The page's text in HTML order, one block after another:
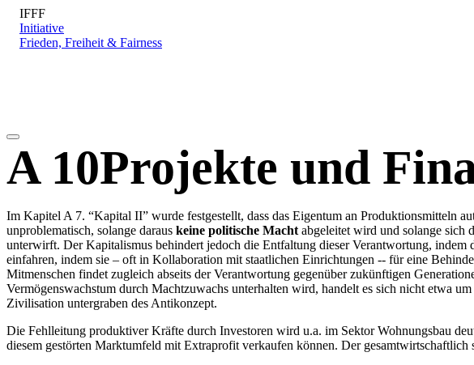
Direkt zum Inhalt
IFFF
Initiative
Frieden, Freiheit & Fairness
A 10Projekte und
Im Kapitel A 7. “Kapital II” wurde festgestellt, dass das Eigentum an Produktionsmitteln
unproblematisch, solange daraus keine politische Macht abgeleitet wird und solange sich
unterwirft. Der Kapitalismus behindert jedoch die Entfaltung dieser Verantwortung,
einfahren, indem sie – oft in Kollaboration mit staatlichen Einrichtungen -- für eine
Mitmenschen findet zugleich abseits der Verantwortung gegenüber zukünftigen
Vermögenswachstum durch Machtzuwachs unterhalten wird, handelt es sich nicht etwa
Zivilisation untergraben des Antikonzept.
Die Fehlleitung produktiver Kräfte durch Investoren wird u.a. im Sektor Wohnungsbau
diesem gestörten Marktumfeld mit Extraprofit verkaufen können. Der